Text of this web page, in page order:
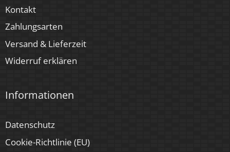
Kontakt
Zahlungsarten
Versand & Lieferzeit
Widerruf erklären
Informationen
Datenschutz
Cookie-Richtlinie (EU)